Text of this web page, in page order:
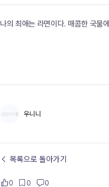
나의 최애는 라면이다. 매콤한 국물
우니니
← 목록으로 돌아가기
0 0 0